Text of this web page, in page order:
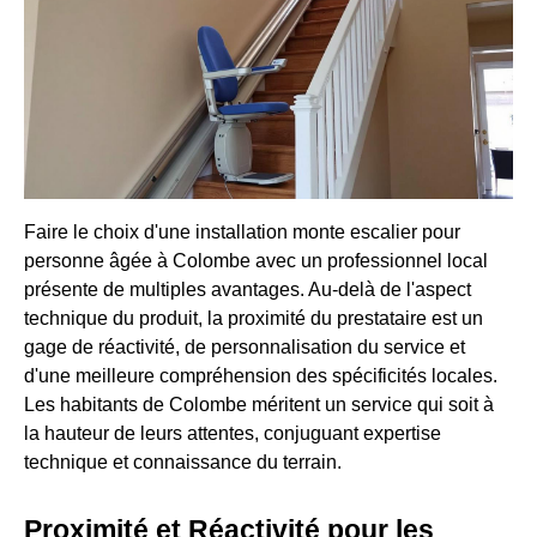
Faire le choix d'une installation monte escalier pour
personne âgée à Colombe avec un professionnel local
présente de multiples avantages. Au-delà de l'aspect
technique du produit, la proximité du prestataire est un
gage de réactivité, de personnalisation du service et
d'une meilleure compréhension des spécificités locales.
Les habitants de Colombe méritent un service qui soit à
la hauteur de leurs attentes, conjuguant expertise
technique et connaissance du terrain.
Proximité et Réactivité pour les